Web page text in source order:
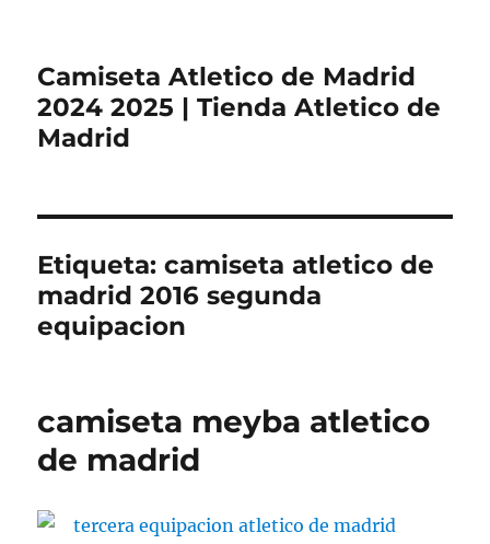
Camiseta Atletico de Madrid
2024 2025 | Tienda Atletico de
Madrid
Etiqueta:camiseta atletico de
madrid 2016 segunda
equipacion
camiseta meyba atletico
de madrid